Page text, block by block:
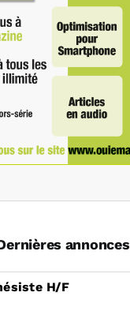
annonces
H/F